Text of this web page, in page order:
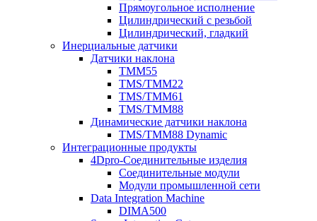
Прямоугольное исполнение
Цилиндрический с резьбой
Цилиндрический, гладкий
Инерциальные датчики
Датчики наклона
TMM55
TMS/TMM22
TMS/TMM61
TMS/TMM88
Динамические датчики наклона
TMS/TMM88 Dynamic
Интеграционные продукты
4Dpro-Соединительные изделия
Соединительные модули
Модули промышленной сети
Data Integration Machine
DIMA500